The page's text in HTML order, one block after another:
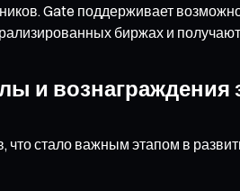
Gate поддерживает
биржах и
и вознаграждения
стало важным этапом в